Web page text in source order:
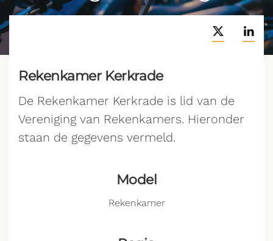
Rekenkamer Kerkrade
De Rekenkamer Kerkrade is lid van de
Vereniging van Rekenkamers. Hieronder
staan de gegevens vermeld.
Model
Rekenkamer